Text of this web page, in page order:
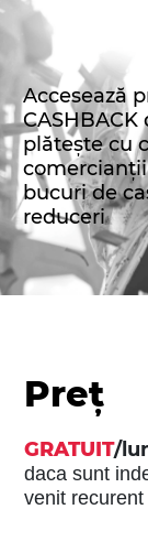
Accesează
CASHBACK
plătește cu
bucuri de
reduceri
Preț
GRATUIT/
daca sunt
venit